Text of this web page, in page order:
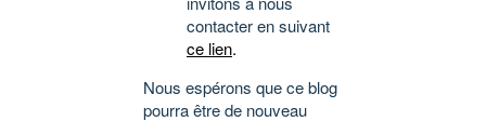
contacter en suivant
ce lien.
Nous espérons que ce blog
pourra être de nouveau